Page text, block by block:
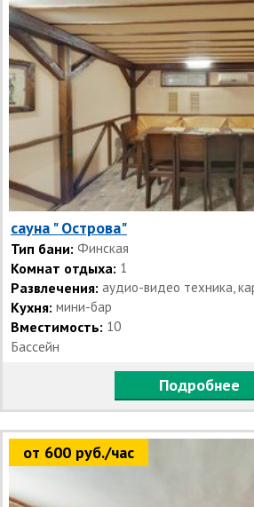
сауна " Острова"
Тип бани: Финская
Комнат отдыха: 1
Развлечения: аудио-видео техника,
Кухня: мини-бар
Вместимость: 10
Бассейн
Подробнее
от 600 руб./час